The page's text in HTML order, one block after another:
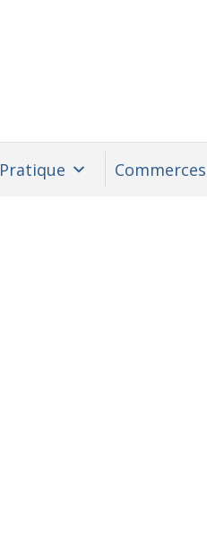
Pratique Commerces